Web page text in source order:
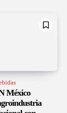
México